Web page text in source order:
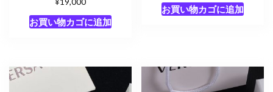
お買い物カゴに追加
お買い物カゴに追加